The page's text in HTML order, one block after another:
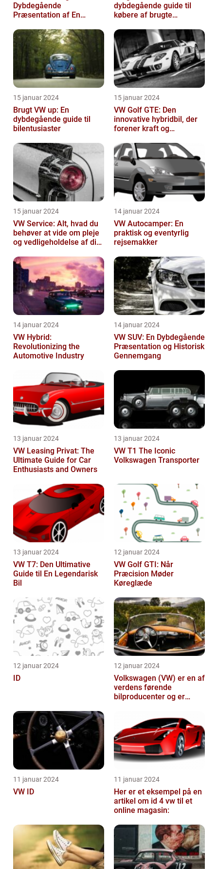
Dybdegående
Præsentation af En
dybdegående guide til
købere af brugte
15 januar 2024
Brugt VW up: En
dybdegående guide til
bilentusiaster
15 januar 2024
VW Golf GTE: Den
innovative hybridbil, der
forener kraft og
15 januar 2024
VW Service: Alt, hvad du
behøver at vide om pleje
og vedligeholdelse af din
14 januar 2024
VW Autocamper: En
praktisk og eventyrlig
rejsemakker
14 januar 2024
VW Hybrid:
Revolutionizing the
Automotive Industry
14 januar 2024
VW SUV: En Dybdegående
Præsentation og Historisk
Gennemgang
13 januar 2024
VW Leasing Privat: The
Ultimate Guide for Car
Enthusiasts and Owners
13 januar 2024
VW T1 The Iconic
Volkswagen Transporter
13 januar 2024
VW T7: Den Ultimative
Guide til En Legendarisk
Bil
12 januar 2024
VW Golf GTI: Når
Præcision Møder
Køreglæde
12 januar 2024
ID
12 januar 2024
Volkswagen (VW) er en af
verdens førende
bilproducenter og er
kvalitetsbiler til...
11 januar 2024
VW ID
11 januar 2024
Her er et eksempel på en
artikel om id 4 vw til et
online magasin: